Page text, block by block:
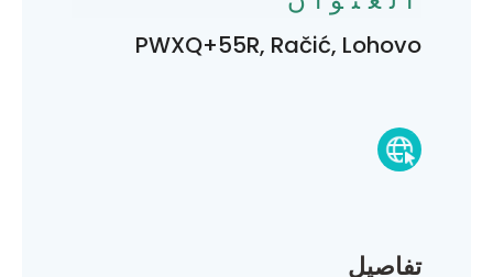
تفاصيل
PWXQ+55R, Račić, Lohovo